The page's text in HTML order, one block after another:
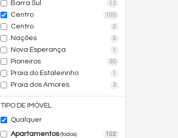
Barra Sul 13
Centro 105
Centro 2
Nações 5
Nova Esperança 1
Pioneiros 30
Praia do Estaleirinho 1
Praia dos Amores 3
TIPO DE IMÓVEL
Qualquer
Apartamentos(todos) 102